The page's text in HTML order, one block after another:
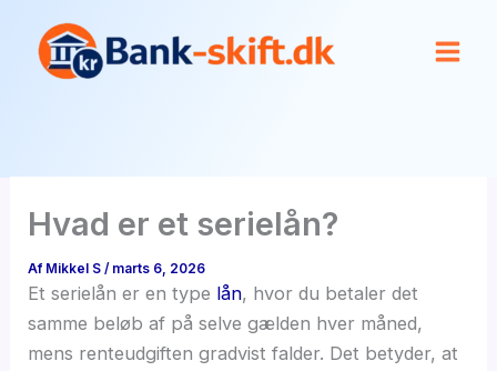
indholdet
Hvad er et serielån?
Af Mikkel S/ marts 6, 2026
Et serielån er en type lån, hvor du betaler det
samme beløb af på selve gælden hver måned,
mens renteudgiften gradvist falder. Det betyder, at